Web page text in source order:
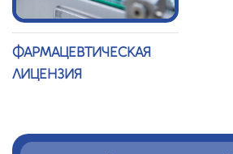
ФАРМАЦЕВТИЧЕСКАЯ
ЛИЦЕНЗИЯ